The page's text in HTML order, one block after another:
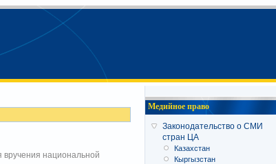
национальной
Медийное право
Законодательство о СМИ
стран ЦА
Казахстан
Кыргызстан